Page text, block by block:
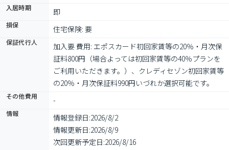
入居時期 即
損保 住宅保険: 要
保証代行人
加入要 費用: エポスカード初回家賃等の20％・月次保
証料800円（場合よっては初回家賃等の40％プランを
ご利用いただきます。）、クレディセゾン初回家賃等
の20％・月次保証料990円いづれか選択可能です。
その他費用 -
情報 情報登録日:2026/8/2
情報更新日:2026/8/9
次回更新予定日:2026/8/16